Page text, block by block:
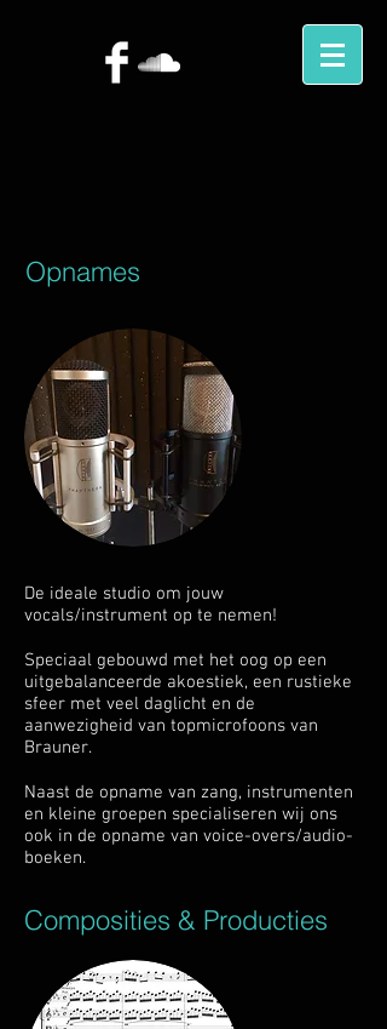
Opnames
Composities & Producties
De ideale studio om jouw
vocals/instrument op te nemen!
Speciaal gebouwd met het oog op een
uitgebalanceerde akoestiek, een rustieke
sfeer met veel daglicht en de
aanwezigheid van topmicrofoons van
Brauner.
Naast de opname van zang, instrumenten
en kleine groepen specialiseren wij ons
ook in de opname van voice-overs/audio-
boeken.